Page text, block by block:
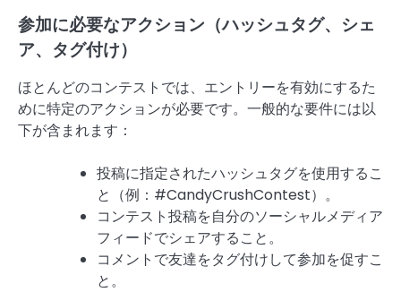
参加に必要なアクション（ハッシュタグ、シェ
ア、タグ付け）
ほとんどのコンテストでは、エントリーを有効にするた
めに特定のアクションが必要です。一般的な要件には以
下が含まれます：
投稿に指定されたハッシュタグを使用するこ
と（例：#CandyCrushContest）。
コンテスト投稿を自分のソーシャルメディア
フィードでシェアすること。
コメントで友達をタグ付けして参加を促すこ
と。